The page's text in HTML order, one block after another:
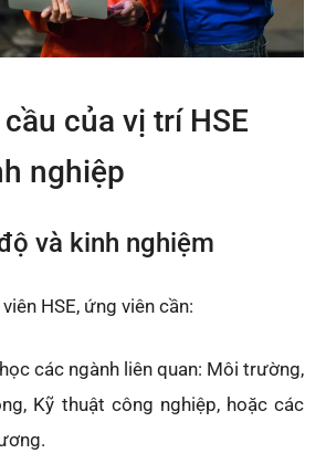
của vị trí HSE
nghiệp
và kinh nghiệm
HSE, ứng viên cần:
các ngành liên quan: Môi trường,
Kỹ thuật công nghiệp, hoặc các